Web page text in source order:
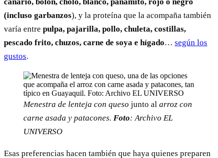
(incluso garbanzos), y la proteína que la acompaña también
varía entre pulpa, pajarilla, pollo, chuleta, costillas,
pescado frito, chuzos, carne de soya e hígado… según los
gustos.
Menestra de lenteja con queso junto al arroz con
carne asada y patacones. Foto: Archivo EL
UNIVERSO
Esas preferencias hacen también que haya quienes preparen